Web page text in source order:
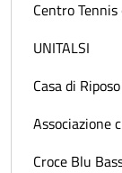
Centro
UNITALSI
Casa di
Associazione
Croce Blu